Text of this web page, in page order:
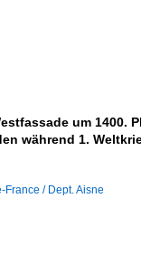
um 1400.
während 1.
France / Dept. Aisne